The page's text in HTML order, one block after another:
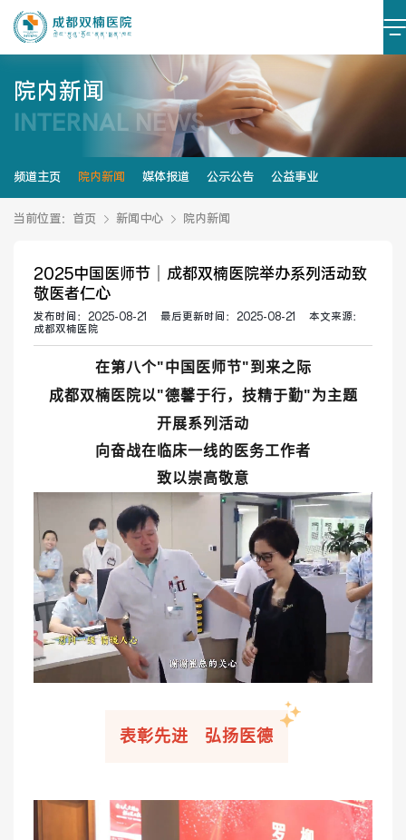
医院简介 医院文化
设施设备 环境照片
大事记
党建阵地 党建动态
榜样力量 学习资料
健康管理体检 手术科室
非手术科室 其他科室
医技科室
专家团队
专家坐诊
医院布局 医保服务
院内新闻
INTERNAL NEWS
频道主页 院内新闻 媒体报道 公示公告 公益事业
当前位置： 首页 新闻中心 院内新闻
2025中国医师节｜成都双楠医院举办系列活动致
敬医者仁心
发布时间： 2025-08-21 最后更新时间： 2025-08-21
本文来源：
成都双楠医院
在第八个"中国医师节"到来之际
成都双楠医院以"德馨于行，技精于勤"为主题
开展系列活动
向奋战在临床一线的医务工作者
致以崇高敬意
表彰先进 弘扬医德